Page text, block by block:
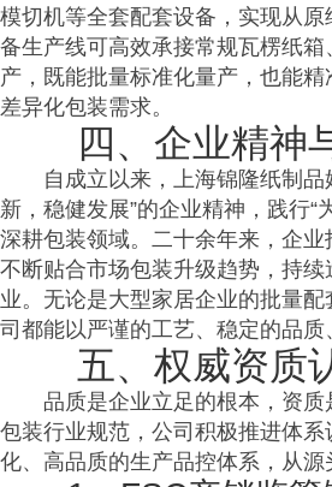
模切机等全套配套设备，实现从
备生产线可高效承接常规瓦楞纸
产，既能批量标准化量产，也能
差异化包装需求。
四、企业精神
自成立以来，上海锦隆纸制
新，稳健发展”的企业精神，践行
深耕包装领域。二十余年来，企
不断贴合市场包装升级趋势，持
业。无论是大型家居企业的批量
司都能以严谨的工艺、稳定的品
五、权威资质
品质是企业立足的根本，资
包装行业规范，公司积极推进体
化、高品质的生产品控体系，从